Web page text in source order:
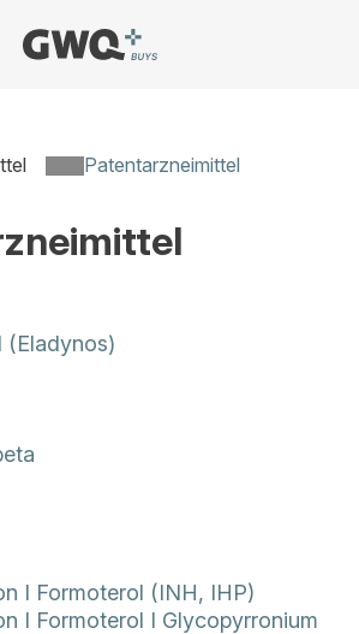
Patentarzneimittel
(Eladynos)
I Formoterol (INH, IHP)
I Formoterol I Glycopyrronium